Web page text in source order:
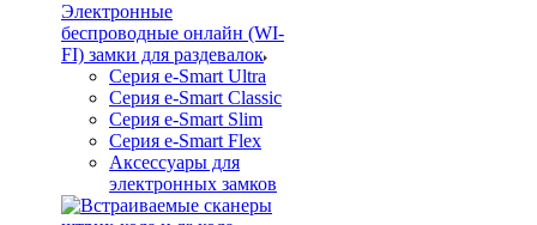
Электронные
беспроводные онлайн (WI-
FI) замки для раздевалок
Серия e-Smart Ultra
Серия e-Smart Classic
Серия e-Smart Slim
Серия e-Smart Flex
Аксессуары для
электронных замков